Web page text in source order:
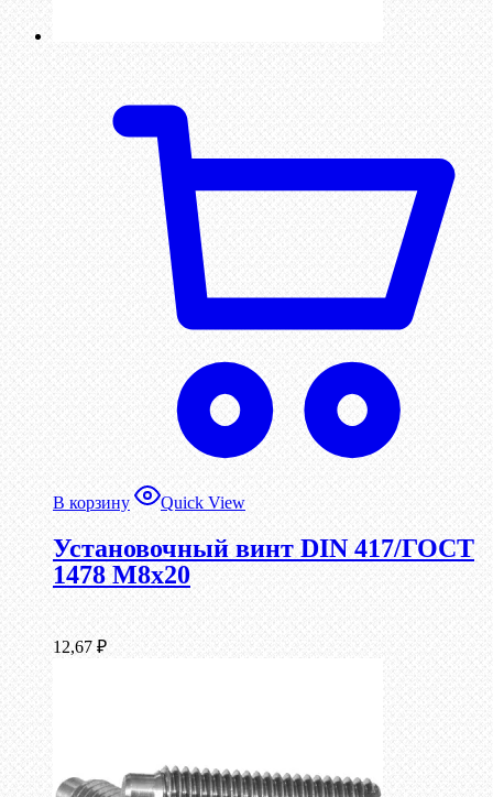
В корзину Quick View
Установочный винт DIN 417/ГОСТ
1478 М8х20
12,67 ₽